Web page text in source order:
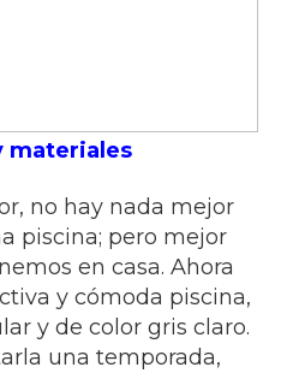
materiales
no hay nada mejor
piscina; pero mejor
en casa. Ahora
y cómoda piscina,
y de color gris claro.
una temporada,